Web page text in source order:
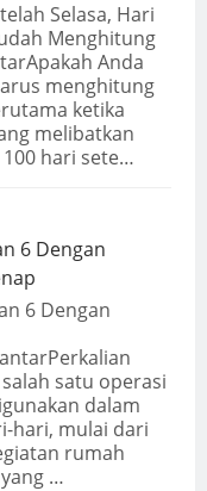
Selasa, Hari
Menghitung
Anda
menghitung
ketika
melibatkan
hari sete…
6 Dengan
6 Dengan
satu operasi
dalam
hari, mulai dari
rumah
…